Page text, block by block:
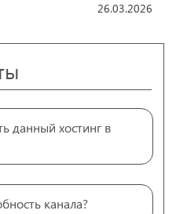
26.03.2026
данный хостинг в
канала?